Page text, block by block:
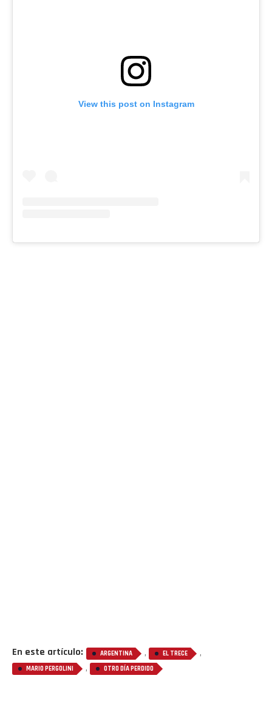
View this post on Instagram
En este artículo: ARGENTINA , EL TRECE ,
MARIO PERGOLINI , OTRO DÍA PERDIDO
Flipboard